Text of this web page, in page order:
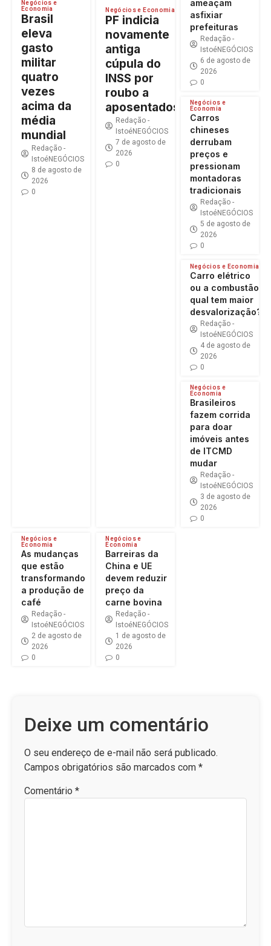
Negócios e
Economia
Brasil
eleva
gasto
militar
quatro
vezes
acima da
média
mundial
Redação -
IstoéNEGÓCIOS
8 de agosto de
2026
0
Negócios e Economia
PF indicia
novamente
antiga
cúpula do
INSS por
roubo a
aposentados
Redação -
IstoéNEGÓCIOS
7 de agosto de
2026
0
ameaçam
asfixiar
prefeituras
Redação -
IstoéNEGÓCIOS
6 de agosto de
2026
0
Negócios e
Economia
Carros
chineses
derrubam
preços e
pressionam
montadoras
tradicionais
Redação -
IstoéNEGÓCIOS
5 de agosto de
2026
0
Negócios e Economia
Carro elétrico
ou a combustão:
qual tem maior
desvalorização?
Redação -
IstoéNEGÓCIOS
4 de agosto de
2026
0
Negócios e
Economia
Brasileiros
fazem corrida
para doar
imóveis antes
de ITCMD
mudar
Redação -
IstoéNEGÓCIOS
3 de agosto de
2026
0
Negócios e
Economia
As mudanças
que estão
transformando
a produção de
café
Redação -
IstoéNEGÓCIOS
2 de agosto de
2026
0
Negócios e
Economia
Barreiras da
China e UE
devem reduzir
preço da
carne bovina
Redação -
IstoéNEGÓCIOS
1 de agosto de
2026
0
Deixe um comentário
O seu endereço de e-mail não será publicado.
Campos obrigatórios são marcados com *
Comentário *